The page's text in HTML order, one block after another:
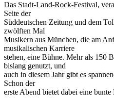
Das Stadt-Land-Rock-Festival,
Seite der
Süddeutschen Zeitung und dem
zwölften Mal
Musikern aus München, die am
musikalischen Karriere
stehen, eine Bühne. Mehr als 150
bislang genutzt, und
auch in diesem Jahr gibt es
Schon der
erste Abend bietet dabei eine